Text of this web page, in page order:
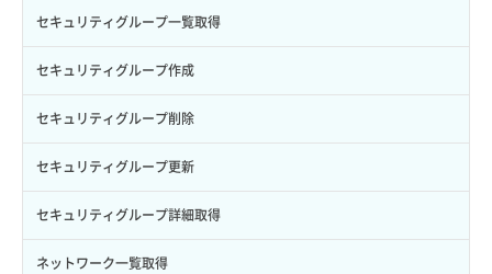
ボリューム一覧取得
ボリューム作成
ボリューム削除
ボリューム更新
ボリューム詳細一覧取得
ボリューム詳細取得
サーバーに紐づくアドレス取得（ネットワーク指定）
サーバーに紐づくセキュリティグループ取得
サーバープラン一覧取得
サーバープラン変更
サーバープラン詳細一覧取得
サーバープラン詳細取得
セキュリティグループ一覧取得
セキュリティグループ作成
セキュリティグループ削除
セキュリティグループ更新
セキュリティグループ詳細取得
ネットワーク一覧取得